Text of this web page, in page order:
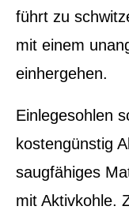
führt zu
mit einem
einhergehen.
Einlegesohlen
kostengünstig
saugfähiges
mit Aktivkohle.